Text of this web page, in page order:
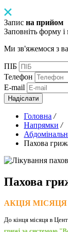
Запис на прийом
Заповніть форму
Ми зв'яжемося з
ПІБ
Телефон
E-mail
Надіслати
Головна /
Напрямки /
Пахова
Пахова
АКЦІЯ МІСЯЦЯ
До кінця місяця в